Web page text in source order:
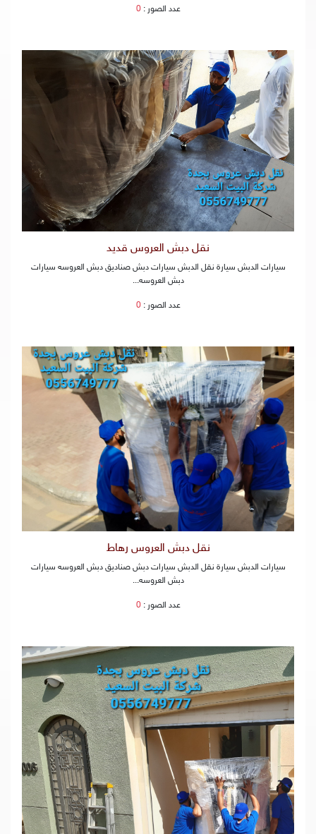
عدد الصور :0
نقل دبش العروس قديد
سيارات الدبش سيارة نقل الدبش سيارات دبش صناديق دبش العروسه سيارات
دبش العروسه...
عدد الصور :0
نقل دبش العروس رهاط
سيارات الدبش سيارة نقل الدبش سيارات دبش صناديق دبش العروسه سيارات
دبش العروسه...
عدد الصور :0